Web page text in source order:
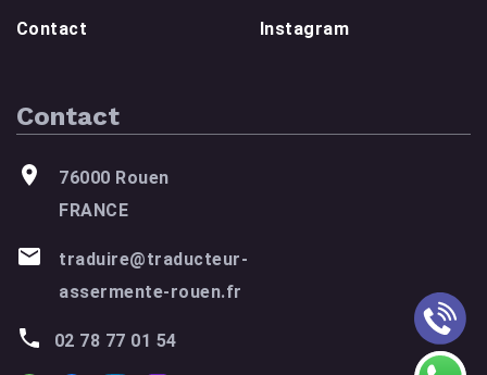
Contact
Instagram
Contact
76000 Rouen
FRANCE
traduire@traducteur-
assermente-rouen.fr
02 78 77 01 54